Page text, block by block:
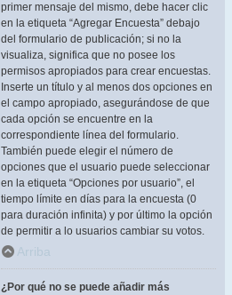
primer mensaje del mismo, debe hacer clic
en la etiqueta “Agregar Encuesta” debajo
del formulario de publicación; si no la
visualiza, significa que no posee los
permisos apropiados para crear encuestas.
Inserte un título y al menos dos opciones en
el campo apropiado, asegurándose de que
cada opción se encuentre en la
correspondiente línea del formulario.
También puede elegir el número de
opciones que el usuario puede seleccionar
en la etiqueta “Opciones por usuario”, el
tiempo límite en días para la encuesta (0
para duración infinita) y por último la opción
de permitir a lo usuarios cambiar su votos.
Arriba
¿Por qué no se puede añadir más